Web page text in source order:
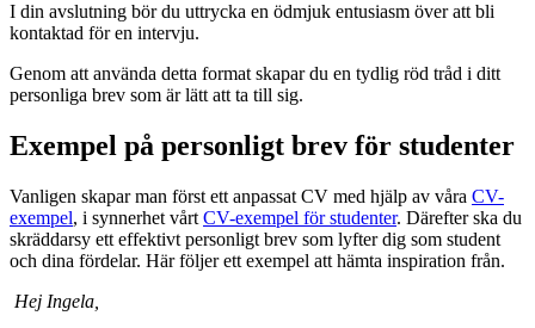
I din avslutning bör du uttrycka en ödmjuk entusiasm över att bli
kontaktad för en intervju.
Genom att använda detta format skapar du en tydlig röd tråd i ditt
personliga brev som är lätt att ta till sig.
Exempel på personligt brev för studenter
Vanligen skapar man först ett anpassat CV med hjälp av våra CV-
exempel, i synnerhet vårt CV-exempel för studenter. Därefter ska du
skräddarsy ett effektivt personligt brev som lyfter dig som student
och dina fördelar. Här följer ett exempel att hämta inspiration från.
Hej Ingela,